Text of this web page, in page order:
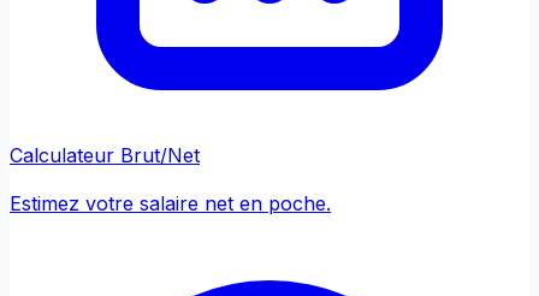
Calculateur Brut/Net
Estimez votre salaire net en poche.